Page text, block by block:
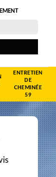
ENTRETIEN
DE
CHEMINÉE
59